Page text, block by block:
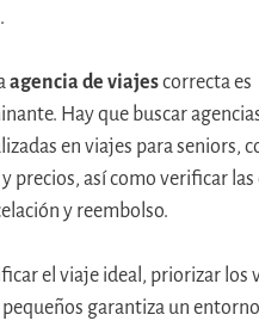
agencia de viajescorrecta es
Hay que buscar
en viajes para seniors,
precios, así como verificar
y reembolso.
el viaje ideal, priorizar los
garantiza un